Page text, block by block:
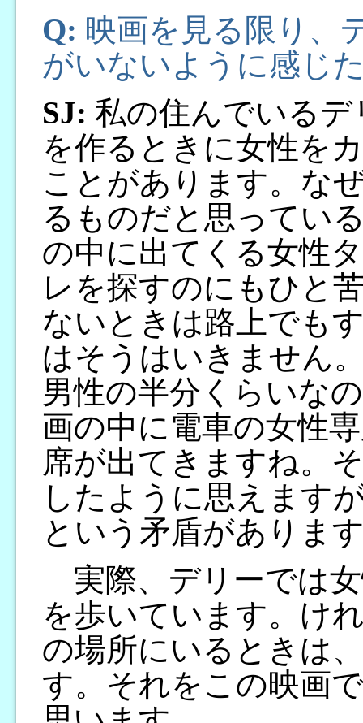
Q: 映画を見る限り、
がいないように感じ
SJ: 私の住んでいる
を作るときに女性を
ことがあります。な
るものだと思ってい
の中に出てくる女性
レを探すのにもひと
ないときは路上でも
はそうはいきません
男性の半分くらいな
画の中に電車の女性
席が出てきますね。
したように思えます
という矛盾がありま
実際、デリーでは
を歩いています。け
の場所にいるときは
す。それをこの映画